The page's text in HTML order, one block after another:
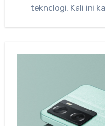
teknologi. Kali ini